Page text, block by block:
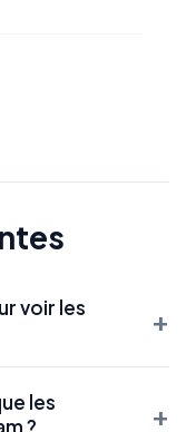
voir les
+
généralement
les
?
+